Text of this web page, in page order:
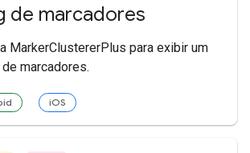
de marcadores
MarkerClustererPlus para exibir um
marcadores.
iOS